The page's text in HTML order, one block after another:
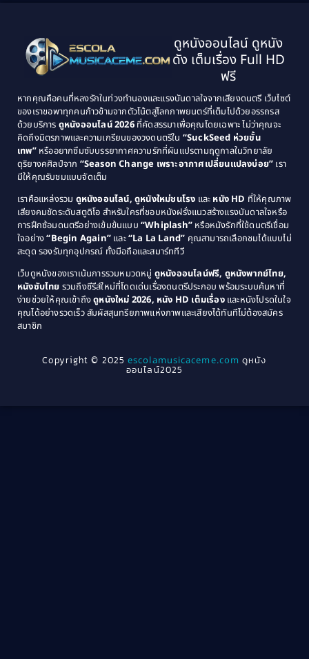
(134)
Classic หนังคลาสสิก(21)
Classic หนังคลาสสิก(25)
Comedy ตลก(46)
Comedy ตลก(515)
Coming of Age ก้าวพ้นวัย(1)
Coming-of-Age(3)
Community(1)
Crime อาชญากรรม(78)
Cult Film(4)
1995
1994
1993
1992
1989
1988
1987
1986
1985
1984
1983
1982
1979
1978
1976
1975
1974
1971
1970
1969
1968
1964
1963
1940
ดูหนังออนไลน์ ดูหนัง
ดัง เต็มเรื่อง Full HD
ฟรี
หากคุณคือคนที่หลงรักในท่วงทำนองและแรงบันดาลใจจากเสียงดนตรี เว็บไซต์
ของเราขอพาทุกคนก้าวข้ามจากตัวโน้ตสู่โลกภาพยนตร์ที่เต็มไปด้วยอรรถรส
ด้วยบริการ ดูหนังออนไลน์ 2026ที่คัดสรรมาเพื่อคุณโดยเฉพาะ ไม่ว่าคุณจะ
คิดถึงมิตรภาพและความเกรียนของวงดนตรีใน “SuckSeed ห่วยขั้น
เทพ”หรืออยากซึมซับบรรยากาศความรักที่ผันแปรตามฤดูกาลในวิทยาลัย
ดุริยางคศิลป์จาก “Season Change เพราะอากาศเปลี่ยนแปลงบ่อย” เรา
มีให้คุณรับชมแบบจัดเต็ม
เราคือแหล่งรวม ดูหนังออนไลน์, ดูหนังใหม่ชนโรง และ หนัง HD ที่ให้คุณภาพ
เสียงคมชัดระดับสตูดิโอ สำหรับใครที่ชอบหนังฝรั่งแนวสร้างแรงบันดาลใจหรือ
การฝึกซ้อมดนตรีอย่างเข้มข้นแบบ “Whiplash” หรือหนังรักที่ใช้ดนตรีเชื่อม
ใจอย่าง“Begin Again” และ“La La Land” คุณสามารถเลือกชมได้แบบไม่
สะดุด รองรับทุกอุปกรณ์ ทั้งมือถือและสมาร์ททีวี
เว็บดูหนังของเราเน้นการรวมหมวดหมู่ ดูหนังออนไลน์ฟรี, ดูหนังพากย์ไทย,
หนังซับไทย รวมถึงซีรีส์ใหม่ที่โดดเด่นเรื่องดนตรีประกอบ พร้อมระบบค้นหาที่
ง่ายช่วยให้คุณเข้าถึงดูหนังใหม่ 2026, หนัง HD เต็มเรื่องและหนังโปรดในใจ
คุณได้อย่างรวดเร็ว สัมผัสสุนทรียภาพแห่งภาพและเสียงได้ทันทีไม่ต้องสมัคร
สมาชิก
Copyright © 2025escolamusicaceme.com ดูหนัง
ออนไลน์2025